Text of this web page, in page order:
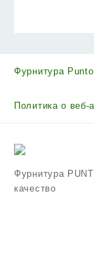
Фурнитура Punto
Политика о
Фурнитура
качество